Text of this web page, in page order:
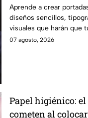
Aprende a crear
diseños sencillos,
visuales que harán que
originales.
07 agosto, 2026
Papel higiénico:
cometen al